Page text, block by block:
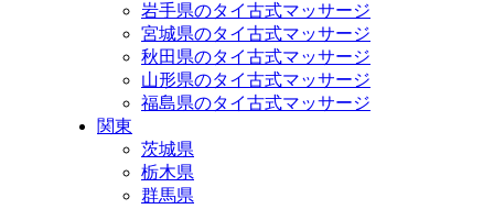
岩手県のタイ古式マッサージ
宮城県のタイ古式マッサージ
秋田県のタイ古式マッサージ
山形県のタイ古式マッサージ
福島県のタイ古式マッサージ
関東
茨城県
栃木県
群馬県